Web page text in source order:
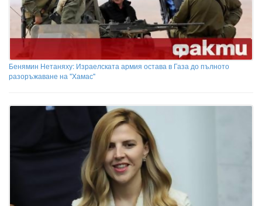
Бенямин Нетаняху: Израелската армия остава в Газа до пълното
разоръжаване на "Хамас"